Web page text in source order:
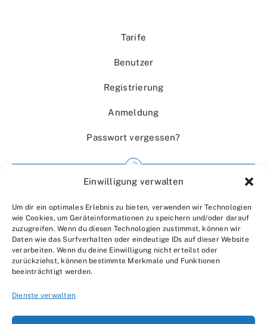
Einwilligung verwalten
Um dir ein optimales Erlebnis zu bieten, verwenden wir Technologien
wie Cookies, um Geräteinformationen zu speichern und/oder darauf
zuzugreifen. Wenn du diesen Technologien zustimmst, können wir
Daten wie das Surfverhalten oder eindeutige IDs auf dieser Website
verarbeiten. Wenn du deine Einwilligung nicht erteilst oder
zurückziehst, können bestimmte Merkmale und Funktionen
beeinträchtigt werden.
Dienste verwalten
Tarife
Benutzer
Registrierung
Anmeldung
Passwort vergessen?
Wir über uns
Kontakt
Datenschutzerklärung